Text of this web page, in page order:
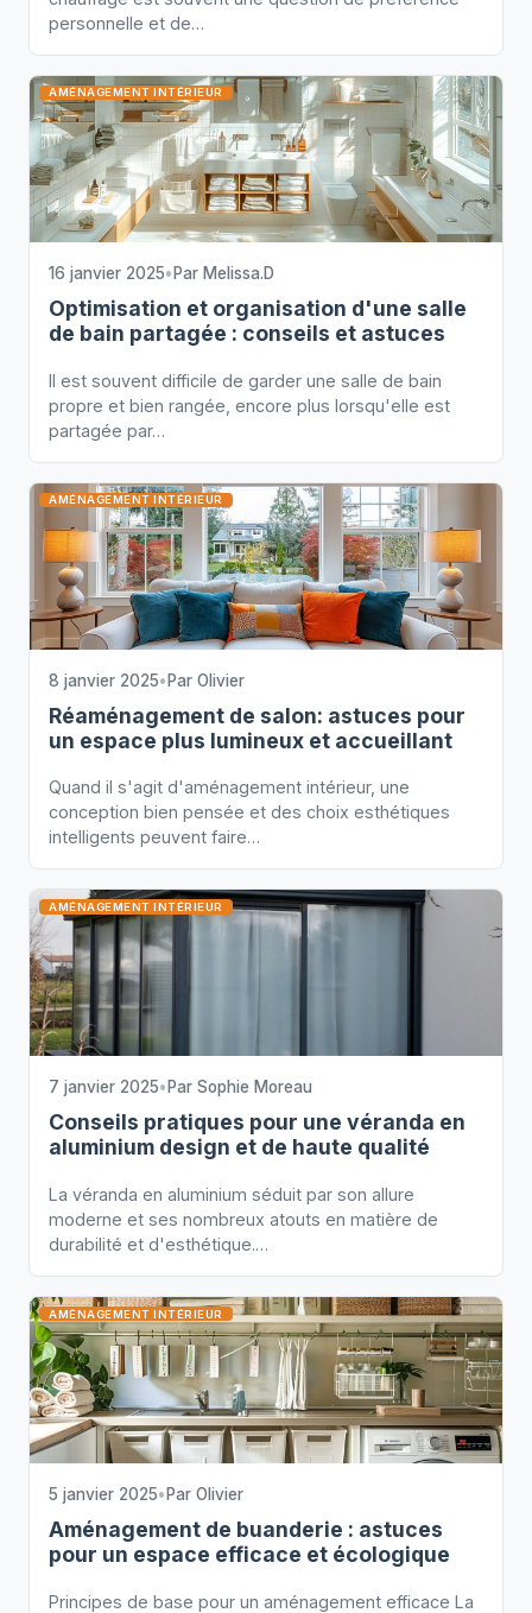
personnelle et de…
AMÉNAGEMENT INTÉRIEUR
16 janvier 2025• Par Melissa.D
Optimisation et organisation d'une salle
de bain partagée : conseils et astuces
Il est souvent difficile de garder une salle de bain
propre et bien rangée, encore plus lorsqu'elle est
partagée par…
AMÉNAGEMENT INTÉRIEUR
8 janvier 2025•Par Olivier
Réaménagement de salon: astuces pour
un espace plus lumineux et accueillant
Quand il s'agit d'aménagement intérieur, une
conception bien pensée et des choix esthétiques
intelligents peuvent faire…
AMÉNAGEMENT INTÉRIEUR
7 janvier 2025• Par Sophie Moreau
Conseils pratiques pour une véranda en
aluminium design et de haute qualité
La véranda en aluminium séduit par son allure
moderne et ses nombreux atouts en matière de
durabilité et d'esthétique.…
AMÉNAGEMENT INTÉRIEUR
5 janvier 2025• Par Olivier
Aménagement de buanderie : astuces
pour un espace efficace et écologique
Principes de base pour un aménagement efficace La